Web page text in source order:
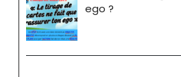
ego ?